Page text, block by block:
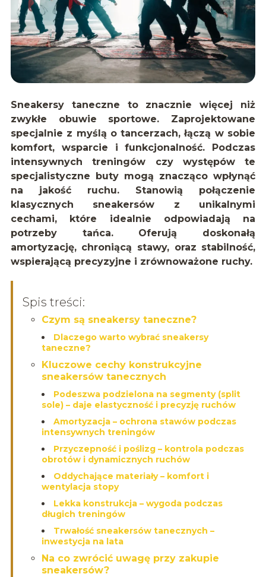
Sneakersy taneczne to znacznie więcej niż
zwykłe obuwie sportowe. Zaprojektowane
specjalnie z myślą o tancerzach, łączą w sobie
komfort, wsparcie i funkcjonalność. Podczas
intensywnych treningów czy występów te
specjalistyczne buty mogą znacząco wpłynąć
na jakość ruchu. Stanowią połączenie
klasycznych sneakersów z unikalnymi
cechami, które idealnie odpowiadają na
potrzeby tańca. Oferują doskonałą
amortyzację, chroniącą stawy, oraz stabilność,
wspierającą precyzyjne i zrównoważone ruchy.
Spis treści:
Czym są sneakersy taneczne?
Dlaczego warto wybrać sneakersy
taneczne?
Kluczowe cechy konstrukcyjne
sneakersów tanecznych
Podeszwa podzielona na segmenty (split
sole) – daje elastyczność i precyzję ruchów
Amortyzacja – ochrona stawów podczas
intensywnych treningów
Przyczepność i poślizg – kontrola podczas
obrotów i dynamicznych ruchów
Oddychające materiały – komfort i
wentylacja stopy
Lekka konstrukcja – wygoda podczas
długich treningów
Trwałość sneakersów tanecznych –
inwestycja na lata
Na co zwrócić uwagę przy zakupie
sneakersów?